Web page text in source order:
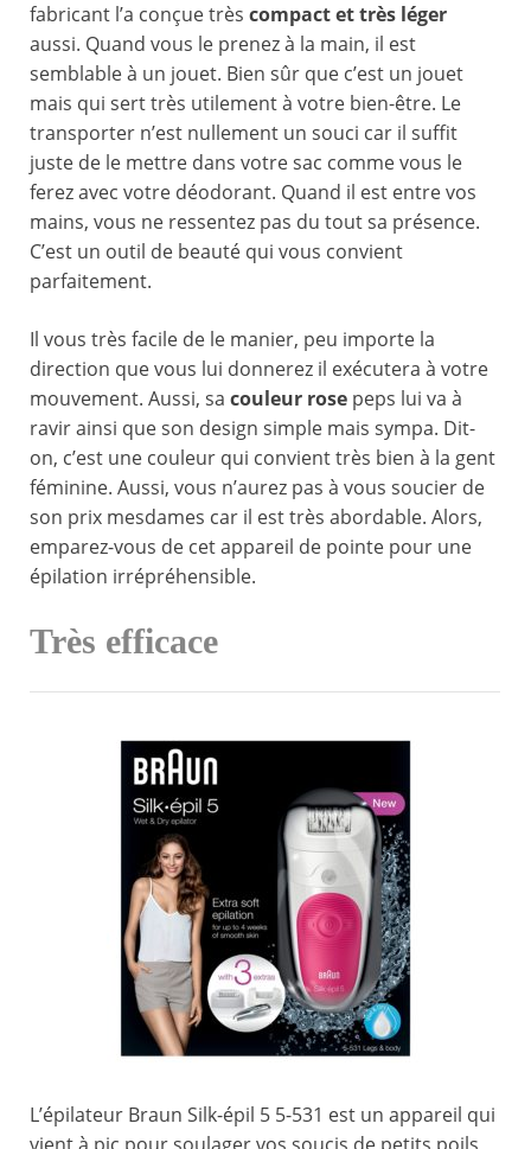
fabricant l’a conçue très compact et très léger
aussi. Quand vous le prenez à la main, il est
semblable à un jouet. Bien sûr que c’est un jouet
mais qui sert très utilement à votre bien-être. Le
transporter n’est nullement un souci car il suffit
juste de le mettre dans votre sac comme vous le
ferez avec votre déodorant. Quand il est entre vos
mains, vous ne ressentez pas du tout sa présence.
C’est un outil de beauté qui vous convient
parfaitement.
Il vous très facile de le manier, peu importe la
direction que vous lui donnerez il exécutera à votre
mouvement. Aussi, sa couleur rose peps lui va à
ravir ainsi que son design simple mais sympa. Dit-
on, c’est une couleur qui convient très bien à la gent
féminine. Aussi, vous n’aurez pas à vous soucier de
son prix mesdames car il est très abordable. Alors,
emparez-vous de cet appareil de pointe pour une
épilation irrépréhensible.
Très efficace
L’épilateur Braun Silk-épil 5 5-531 est un appareil qui